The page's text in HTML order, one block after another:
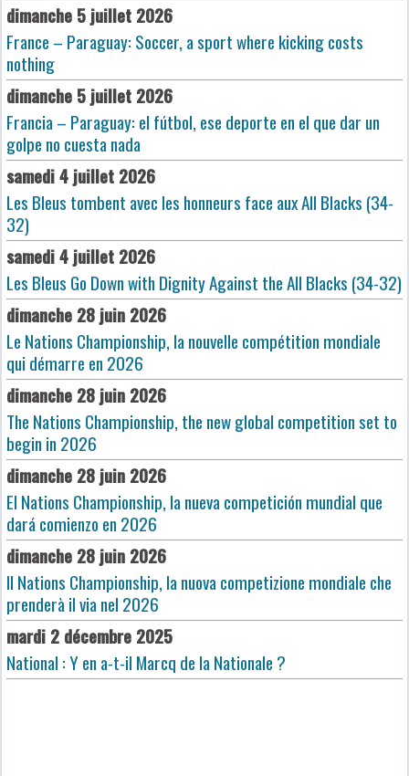
dimanche 5 juillet 2026
France – Paraguay: Soccer, a sport where kicking costs
nothing
dimanche 5 juillet 2026
Francia – Paraguay: el fútbol, ese deporte en el que dar un
golpe no cuesta nada
samedi 4 juillet 2026
Les Bleus tombent avec les honneurs face aux All Blacks (34-
32)
samedi 4 juillet 2026
Les Bleus Go Down with Dignity Against the All Blacks (34-32)
dimanche 28 juin 2026
Le Nations Championship, la nouvelle compétition mondiale
qui démarre en 2026
dimanche 28 juin 2026
The Nations Championship, the new global competition set to
begin in 2026
dimanche 28 juin 2026
El Nations Championship, la nueva competición mundial que
dará comienzo en 2026
dimanche 28 juin 2026
Il Nations Championship, la nuova competizione mondiale che
prenderà il via nel 2026
mardi 2 décembre 2025
National : Y en a-t-il Marcq de la Nationale ?